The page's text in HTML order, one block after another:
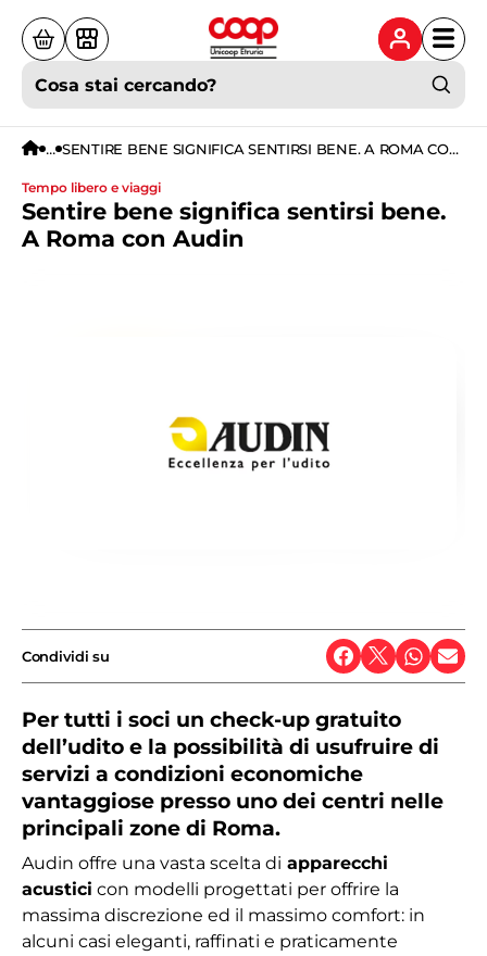
Cosa stai cercando?
... SENTIRE BENE SIGNIFICA SENTIRSI BENE. A ROMA CON
tempo libero e viaggi
Sentire bene significa sentirsi bene.
A Roma con Audin
Condividi su
Per tutti i soci un check-up gratuito
dell’udito e la possibilità di usufruire di
servizi a condizioni economiche
vantaggiose presso uno dei centri nelle
principali zone di Roma.
Audin offre una vasta scelta di apparecchi
acustici con modelli progettati per offrire la
massima discrezione ed il massimo comfort: in
alcuni casi eleganti, raffinati e praticamente